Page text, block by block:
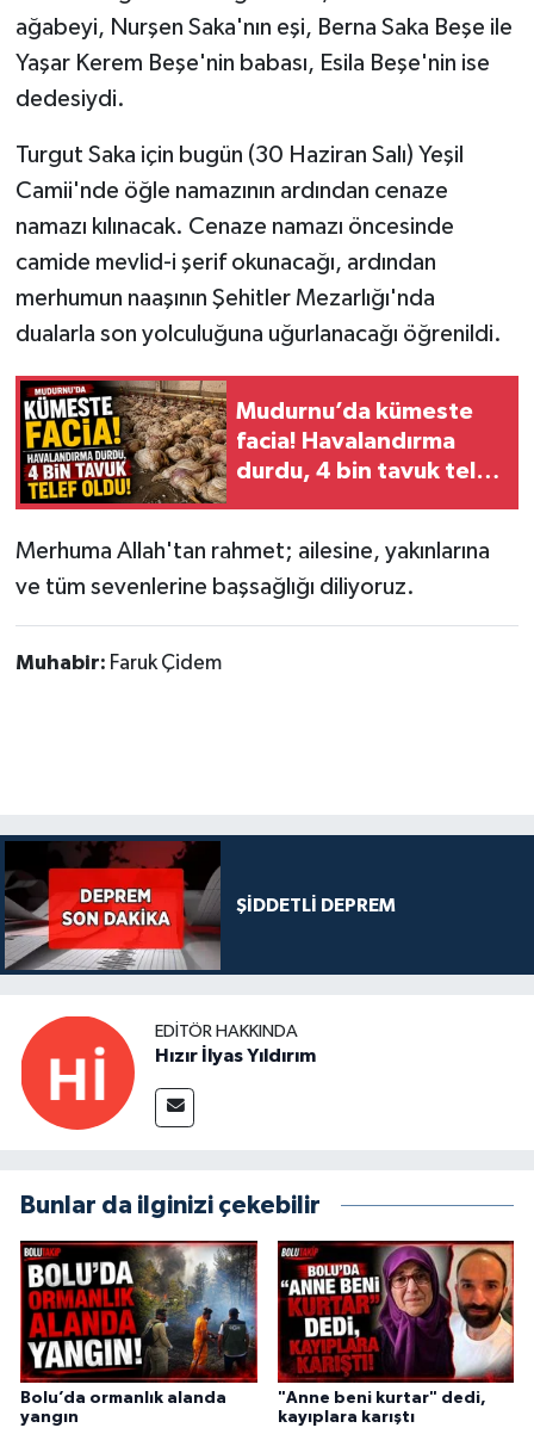
ağabeyi, Nurşen Saka'nın eşi, Berna Saka Beşe ile
Yaşar Kerem Beşe'nin babası, Esila Beşe'nin ise
dedesiydi.
Turgut Saka için bugün (30 Haziran Salı) Yeşil
Camii'nde öğle namazının ardından cenaze
namazı kılınacak. Cenaze namazı öncesinde
camide mevlid-i şerif okunacağı, ardından
merhumun naaşının Şehitler Mezarlığı'nda
dualarla son yolculuğuna uğurlanacağı öğrenildi.
Mudurnu’da kümeste
facia! Havalandırma
durdu, 4 bin tavuk telef
Merhuma Allah'tan rahmet; ailesine, yakınlarına
ve tüm sevenlerine başsağlığı diliyoruz.
Muhabir: Faruk Çidem
ŞİDDETLİ DEPREM
EDITÖR HAKKINDA
Hızır İlyas Yıldırım
Bunlar da ilginizi çekebilir
Bolu’da ormanlık alanda
yangın
"Anne beni kurtar" dedi,
kayıplara karıştı